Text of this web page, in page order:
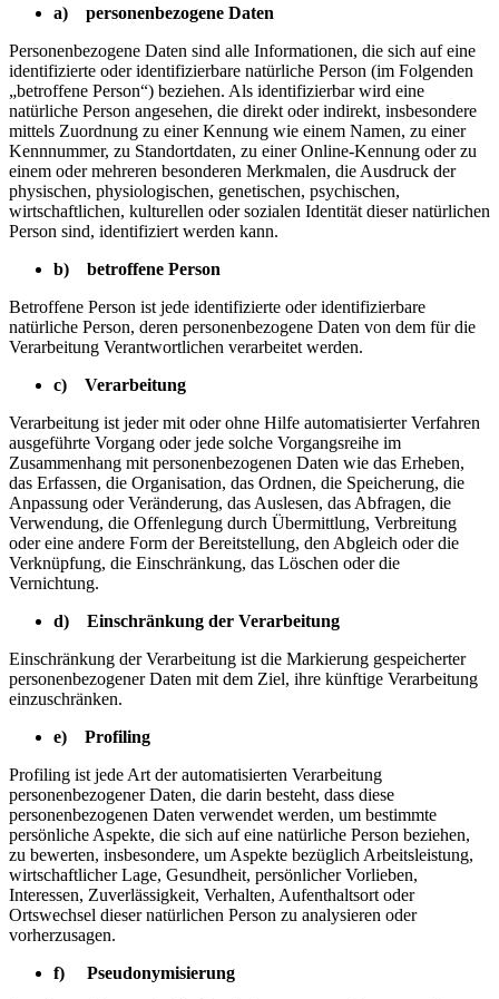
a) personenbezogene Daten
Personenbezogene Daten sind alle Informationen, die sich auf eine
identifizierte oder identifizierbare natürliche Person (im Folgenden
„betroffene Person“) beziehen. Als identifizierbar wird eine
natürliche Person angesehen, die direkt oder indirekt, insbesondere
mittels Zuordnung zu einer Kennung wie einem Namen, zu einer
Kennnummer, zu Standortdaten, zu einer Online-Kennung oder zu
einem oder mehreren besonderen Merkmalen, die Ausdruck der
physischen, physiologischen, genetischen, psychischen,
wirtschaftlichen, kulturellen oder sozialen Identität dieser natürlichen
Person sind, identifiziert werden kann.
b) betroffene Person
Betroffene Person ist jede identifizierte oder identifizierbare
natürliche Person, deren personenbezogene Daten von dem für die
Verarbeitung Verantwortlichen verarbeitet werden.
c) Verarbeitung
Verarbeitung ist jeder mit oder ohne Hilfe automatisierter Verfahren
ausgeführte Vorgang oder jede solche Vorgangsreihe im
Zusammenhang mit personenbezogenen Daten wie das Erheben,
das Erfassen, die Organisation, das Ordnen, die Speicherung, die
Anpassung oder Veränderung, das Auslesen, das Abfragen, die
Verwendung, die Offenlegung durch Übermittlung, Verbreitung
oder eine andere Form der Bereitstellung, den Abgleich oder die
Verknüpfung, die Einschränkung, das Löschen oder die
Vernichtung.
d) Einschränkung der Verarbeitung
Einschränkung der Verarbeitung ist die Markierung gespeicherter
personenbezogener Daten mit dem Ziel, ihre künftige Verarbeitung
einzuschränken.
e) Profiling
Profiling ist jede Art der automatisierten Verarbeitung
personenbezogener Daten, die darin besteht, dass diese
personenbezogenen Daten verwendet werden, um bestimmte
persönliche Aspekte, die sich auf eine natürliche Person beziehen,
zu bewerten, insbesondere, um Aspekte bezüglich Arbeitsleistung,
wirtschaftlicher Lage, Gesundheit, persönlicher Vorlieben,
Interessen, Zuverlässigkeit, Verhalten, Aufenthaltsort oder
Ortswechsel dieser natürlichen Person zu analysieren oder
vorherzusagen.
f) Pseudonymisierung